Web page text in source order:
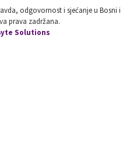
odgovornost i sjećanje u Bosni i
prava zadržana.
Solutions